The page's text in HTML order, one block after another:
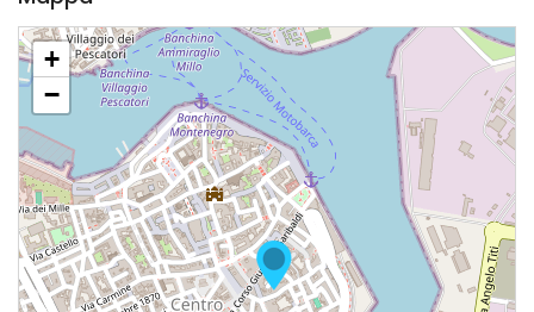
+
−